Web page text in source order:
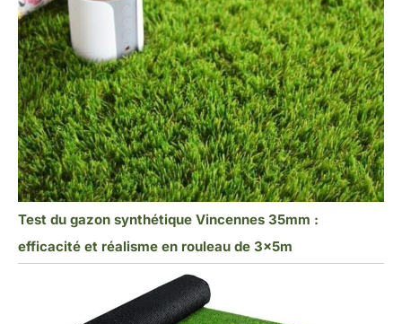
Test du gazon synthétique Vincennes 35mm :
efficacité et réalisme en rouleau de 3x5m